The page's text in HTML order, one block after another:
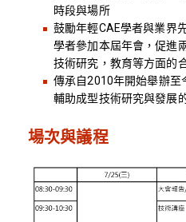
時段與場所
鼓勵年輕CAE學者與業界
學者參加本屆年會，促進
技術研究，教育等方面的
傳承自2010年開始舉辦至
輔助成型技術研究與發展
場次與議程